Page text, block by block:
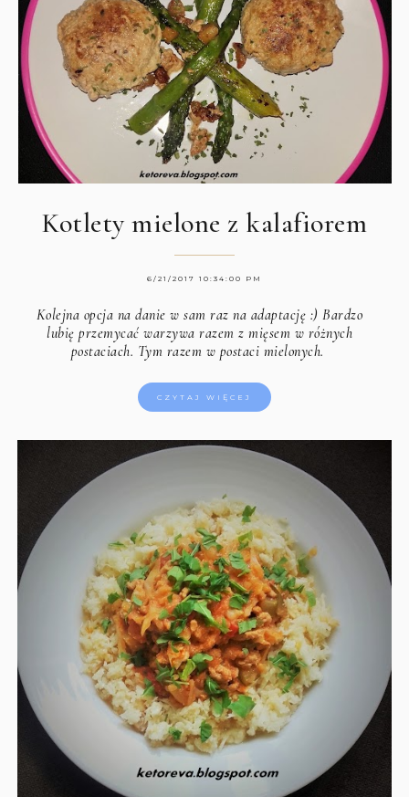
Kotlety mielone z kalafiorem
6/21/2017 10:34:00 PM
Kolejna opcja na danie w sam raz na adaptację :) Bardzo
lubię przemycać warzywa razem z mięsem w różnych
postaciach. Tym razem w postaci mielonych.
CZYTAJ WIĘCEJ